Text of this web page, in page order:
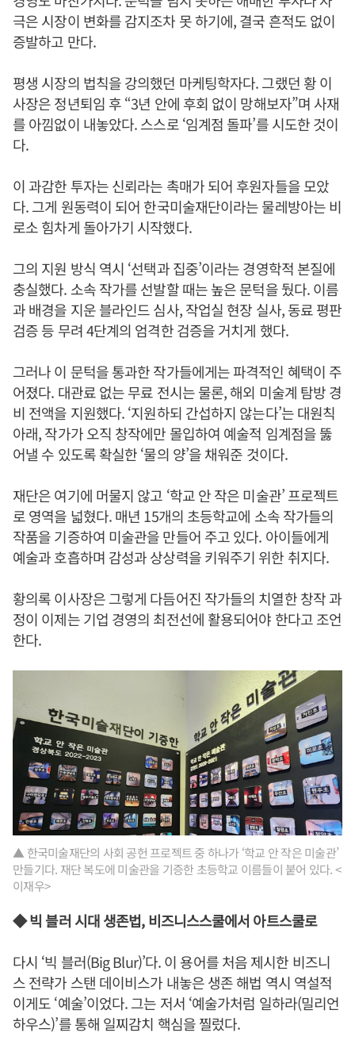
극은 시장이 변화를 감지조차 못 하기에, 결국 흔적도 없이
증발하고 만다.
평생 시장의 법칙을 강의했던 마케팅학자다. 그랬던 황 이
사장은 정년퇴임 후 “3년 안에 후회 없이 망해보자”며 사재
를 아낌없이 내놓았다. 스스로 ‘임계점 돌파’를 시도한 것이
다.
이 과감한 투자는 신뢰라는 촉매가 되어 후원자들을 모았
다. 그게 원동력이 되어 한국미술재단이라는 물레방아는 비
로소 힘차게 돌아가기 시작했다.
그의 지원 방식 역시 ‘선택과 집중’이라는 경영학적 본질에
충실했다. 소속 작가를 선발할 때는 높은 문턱을 뒀다. 이름
과 배경을 지운 블라인드 심사, 작업실 현장 실사, 동료 평판
검증 등 무려 4단계의 엄격한 검증을 거치게 했다.
그러나 이 문턱을 통과한 작가들에게는 파격적인 혜택이 주
어졌다. 대관료 없는 무료 전시는 물론, 해외 미술계 탐방 경
비 전액을 지원했다. ‘지원하되 간섭하지 않는다’는 대원칙
아래, 작가가 오직 창작에만 몰입하여 예술적 임계점을 뚫
어낼 수 있도록 확실한 ‘물의 양’을 채워준 것이다.
재단은 여기에 머물지 않고 ‘학교 안 작은 미술관’ 프로젝트
로 영역을 넓혔다. 매년 15개의 초등학교에 소속 작가들의
작품을 기증하여 미술관을 만들어 주고 있다. 아이들에게
예술과 호흡하며 감성과 상상력을 키워주기 위한 취지다.
황의록 이사장은 그렇게 다듬어진 작가들의 치열한 창작 과
정이 이제는 기업 경영의 최전선에 활용되어야 한다고 조언
한다.
▲ 한국미술재단의 사회 공헌 프로젝트 중 하나가 ‘학교 안 작은 미술관’
만들기다. 재단 복도에 미술관을 기증한 초등학교 이름들이 붙어 있다. <
이재우>
◆ 빅 블러 시대 생존법, 비즈니스스쿨에서 아트스쿨로
다시 ‘빅 블러(Big Blur)’다. 이 용어를 처음 제시한 비즈니
스 전략가 스탠 데이비스가 내놓은 생존 해법 역시 역설적
이게도 ‘예술’이었다. 그는 저서 ‘예술가처럼 일하라(밀리언
하우스)’를 통해 일찌감치 핵심을 찔렀다.